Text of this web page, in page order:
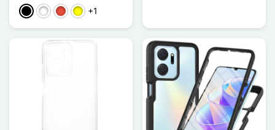
NegroBlancoRojoAmarillo
+1